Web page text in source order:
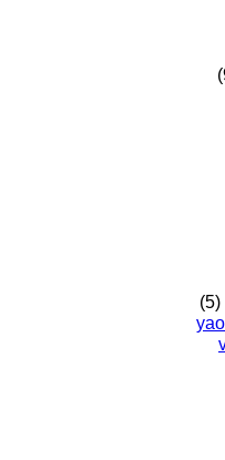
(5)